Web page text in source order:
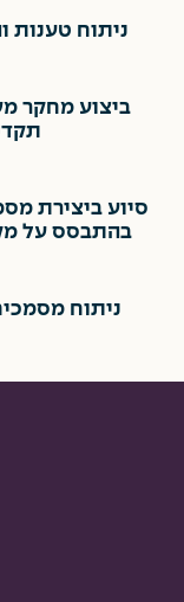
ניתוח טענות
ביצוע מחקר
סיוע ביצירת
בהתבסס על
ניתוח